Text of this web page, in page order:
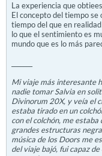
La experiencia que
El concepto del tiempo
tiempo del que en
lo que el sentimiento es
mundo que es lo más
Mi viaje más interesante
nadie tomar Salvia en
Divinorum 20X, y veía el
estaba tirado en un
con el colchón, me
grandes estructuras
música de los Doors me
del viaje bajó, fui capaz